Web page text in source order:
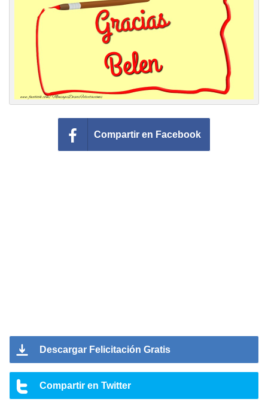
Felicitaciones días del año
Felicitaciones musicales
Entrar
Compartir en Facebook
Descargar Felicitación Gratis
Compartir en Twitter